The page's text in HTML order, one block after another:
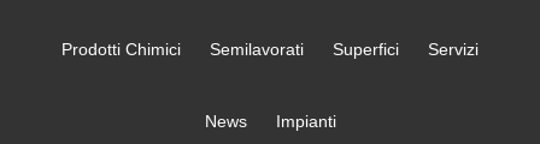
Prodotti Chimici Semilavorati Superfici Servizi
News Impianti